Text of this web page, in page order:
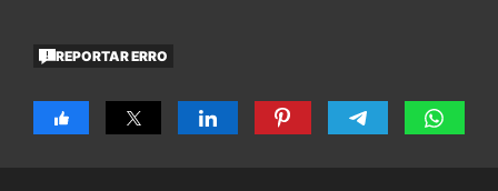
REPORTAR ERRO